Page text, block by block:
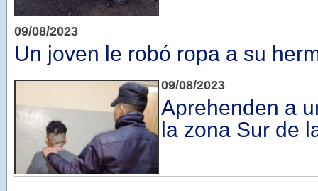
09/08/2023
Un joven le robó ropa a su
09/08/2023
Aprehenden a
la zona Sur de